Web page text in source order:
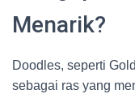
Menarik?
Doodles, seperti
sebagai ras yang